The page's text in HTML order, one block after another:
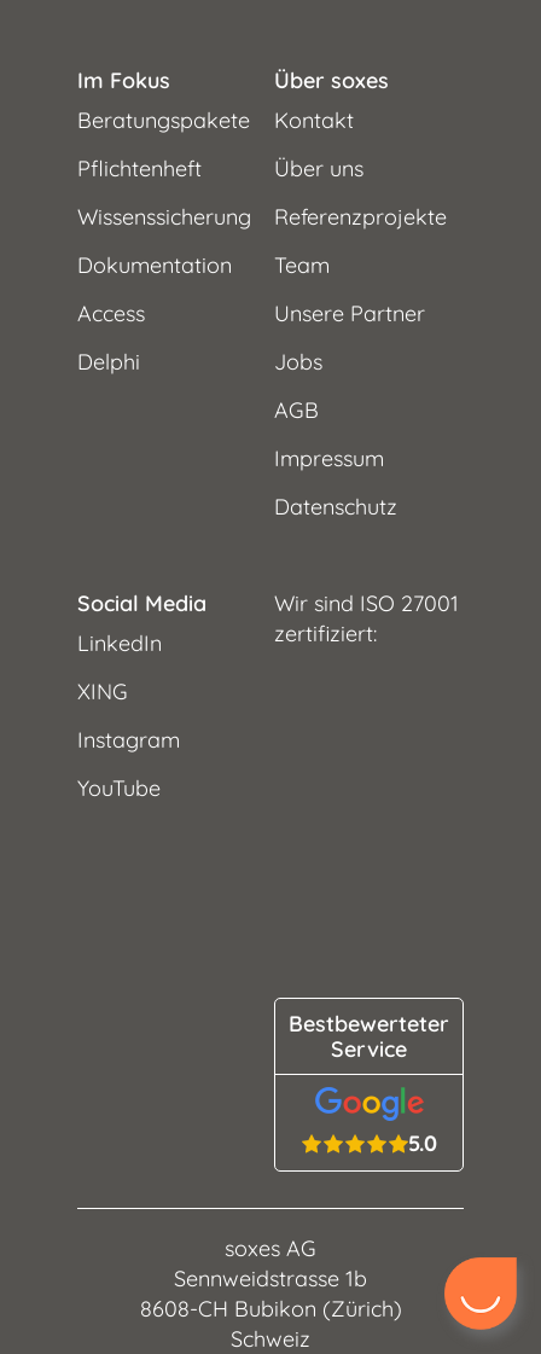
Im Fokus
Beratungspakete
Pflichtenheft
Wissenssicherung
Dokumentation
Access
Delphi
Über soxes
Kontakt
Über uns
Referenzprojekte
Team
Unsere Partner
Jobs
AGB
Impressum
Datenschutz
Social Media
LinkedIn
XING
Instagram
YouTube
Wir sind ISO 27001
zertifiziert:
Bestbewerteter
Service
5.0
soxes AG
Sennweidstrasse 1b
8608-CH Bubikon (Zürich)
Schweiz